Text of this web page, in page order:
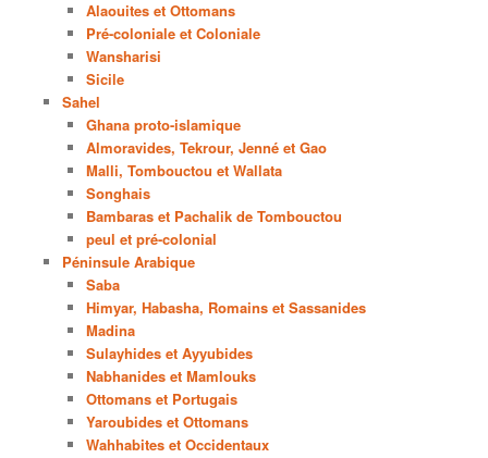
Alaouites et Ottomans
Pré-coloniale et Coloniale
Wansharisi
Sicile
Sahel
Ghana proto-islamique
Almoravides, Tekrour, Jenné et Gao
Malli, Tombouctou et Wallata
Songhais
Bambaras et Pachalik de Tombouctou
peul et pré-colonial
Péninsule Arabique
Saba
Himyar, Habasha, Romains et Sassanides
Madina
Sulayhides et Ayyubides
Nabhanides et Mamlouks
Ottomans et Portugais
Yaroubides et Ottomans
Wahhabites et Occidentaux